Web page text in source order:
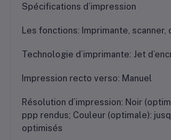
Spécifications d’impression
Les fonctions: Imprimante, scanner,
Technologie d’imprimante: Jet
Impression recto verso: Manuel
Résolution d’impression: Noir
ppp rendus; Couleur (optimale):
optimisés